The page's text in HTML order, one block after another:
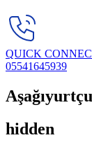
QUICK
05541645939
hidden